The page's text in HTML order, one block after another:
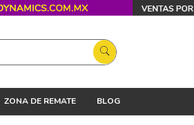
ZONA DE REMATE BLOG